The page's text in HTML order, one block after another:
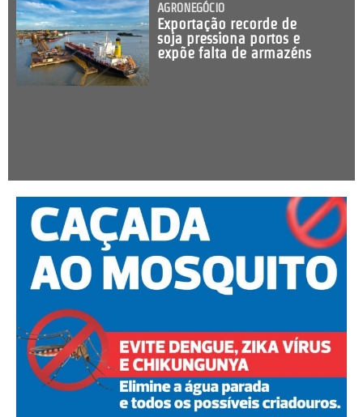
AGRONEGÓCIO
Exportação recorde de
soja pressiona portos e
expõe falta de armazéns